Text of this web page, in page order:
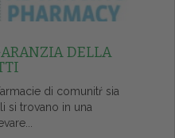
DELLA
di comunitŕ sia
si trovano in una